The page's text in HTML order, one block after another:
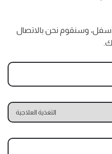
وسنقوم نحن بالاتصال